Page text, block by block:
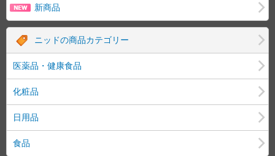
新商品
ニッドの商品カテゴリー
医薬品・健康食品
化粧品
日用品
食品